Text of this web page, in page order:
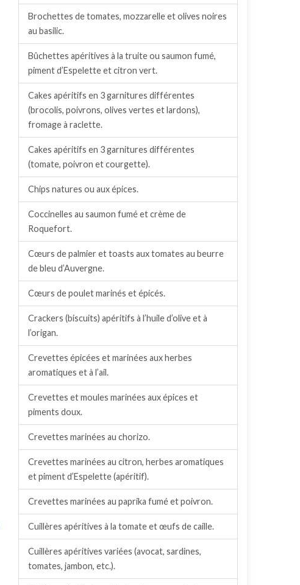
Brochettes de tomates, mozzarelle et olives noires
au basilic.
Bûchettes apéritives à la truite ou saumon fumé,
piment d’Espelette et citron vert.
Cakes apéritifs en 3 garnitures différentes
(brocolis, poivrons, olives vertes et lardons),
fromage à raclette.
Cakes apéritifs en 3 garnitures différentes
(tomate, poivron et courgette).
Chips natures ou aux épices.
Coccinelles au saumon fumé et crème de
Roquefort.
Cœurs de palmier et toasts aux tomates au beurre
de bleu d’Auvergne.
Cœurs de poulet marinés et épicés.
Crackers (biscuits) apéritifs à l’huile d’olive et à
l’origan.
Crevettes épicées et marinées aux herbes
aromatiques et à l’ail.
Crevettes et moules marinées aux épices et
piments doux.
Crevettes marinées au chorizo.
Crevettes marinées au citron, herbes aromatiques
et piment d’Espelette (apéritif).
Crevettes marinées au paprika fumé et poivron.
Cuillères apéritives à la tomate et œufs de caille.
Cuillères apéritives variées (avocat, sardines,
tomates, jambon, etc.).